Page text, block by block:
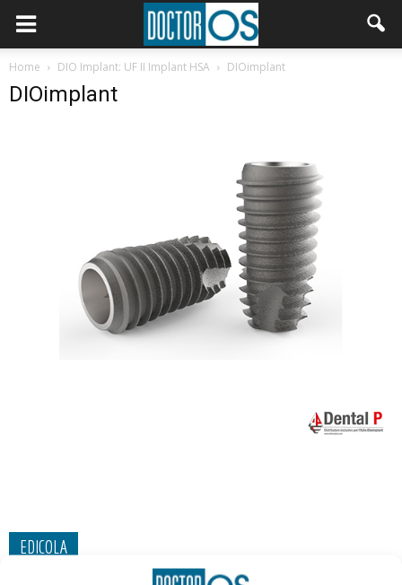
Home DIO Implant: UF II Implant HSA DIOimplant
DIOimplant
EDICOLA